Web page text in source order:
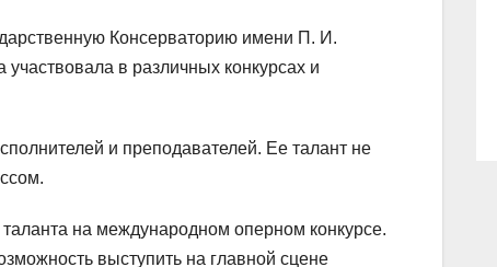
Консерваторию имени П. И.
в различных конкурсах и
и преподавателей. Ее талант не
на международном оперном конкурсе.
выступить на главной сцене